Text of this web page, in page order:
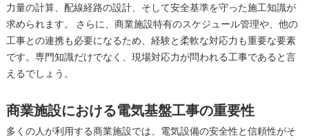
力量の計算、配線経路の設計、そして安全基準を守った施工知識が
求められます。 さらに、商業施設特有のスケジュール管理や、他の
工事との連携も必要になるため、経験と柔軟な対応力も重要な要素
です。専門知識だけでなく、現場対応力が問われる工事であると言
えるでしょう。
商業施設における電気基盤工事の重要性
多くの人が利用する商業施設では、電気設備の安全性と信頼性がそ